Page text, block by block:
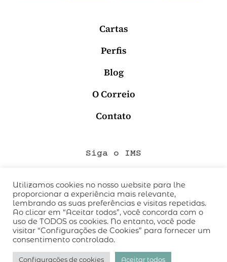
Cartas
Perfis
Blog
O Correio
Contato
Siga o IMS
QUEM SOMOS
CÓDIGO DE CONDUTA
POLÍTICA DE PRIVACIDADE
TERMOS DE USO
desenvolvido pelo
Utilizamos cookies no nosso website para lhe
proporcionar a experiência mais relevante,
lembrando as suas preferências e visitas repetidas.
Ao clicar em “Aceitar todos”, você concorda com o
uso de TODOS os cookies. No entanto, você pode
visitar “Configurações de Cookies” para fornecer um
consentimento controlado.
Configurações de cookies Aceitar todos